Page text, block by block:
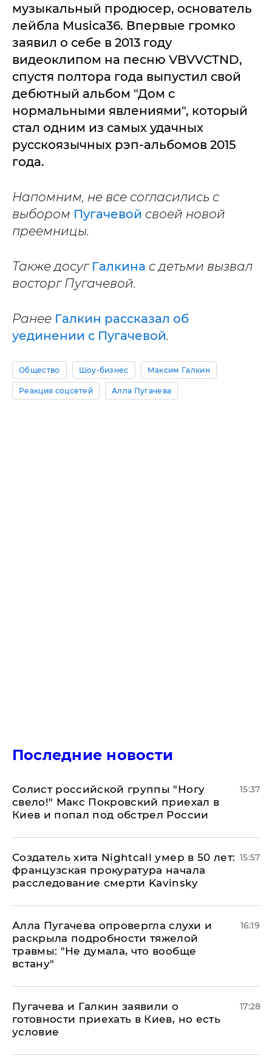
музыкальный продюсер, основатель
лейбла Musica36. Впервые громко
заявил о себе в 2013 году
видеоклипом на песню VBVVCTND,
спустя полтора года выпустил свой
дебютный альбом "Дом с
нормальными явлениями", который
стал одним из самых удачных
русскоязычных рэп-альбомов 2015
года.
Напомним, не все согласились с
выбором Пугачевой своей новой
преемницы.
Также досуг Галкина с детьми вызвал
восторг Пугачевой.
Ранее Галкин рассказал об
уединении с Пугачевой.
Общество Шоу-бизнес Максим Галкин
Реакция соцсетей Алла Пугачева
Последние новости
Солист российской группы "Ногу
свело!" Макс Покровский приехал в
Киев и попал под обстрел России
15:37
Создатель хита Nightcall умер в 50 лет:
французская прокуратура начала
расследование смерти Kavinsky
15:57
Алла Пугачева опровергла слухи и
раскрыла подробности тяжелой
травмы: "Не думала, что вообще
встану"
16:19
Пугачева и Галкин заявили о
готовности приехать в Киев, но есть
условие
17:28